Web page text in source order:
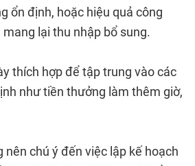
ổn định, hoặc hiệu quả công
lại thu nhập bổ sung.
thích hợp để tập trung vào các
như tiền thưởng làm thêm giờ,
nên chú ý đến việc lập kế hoạch